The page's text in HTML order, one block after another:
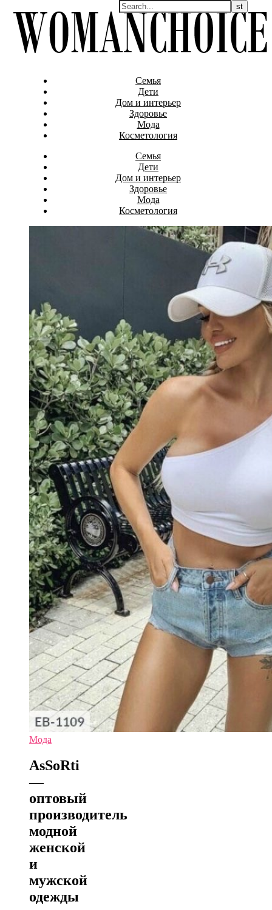
Семья
Дети
Дом и интерьер
Здоровье
Мода
Косметология
Семья
Дети
Дом и интерьер
Здоровье
Мода
Косметология
Мода
АsSoRti
—
оптовый
производитель
модной
женской
и
мужской
одежды